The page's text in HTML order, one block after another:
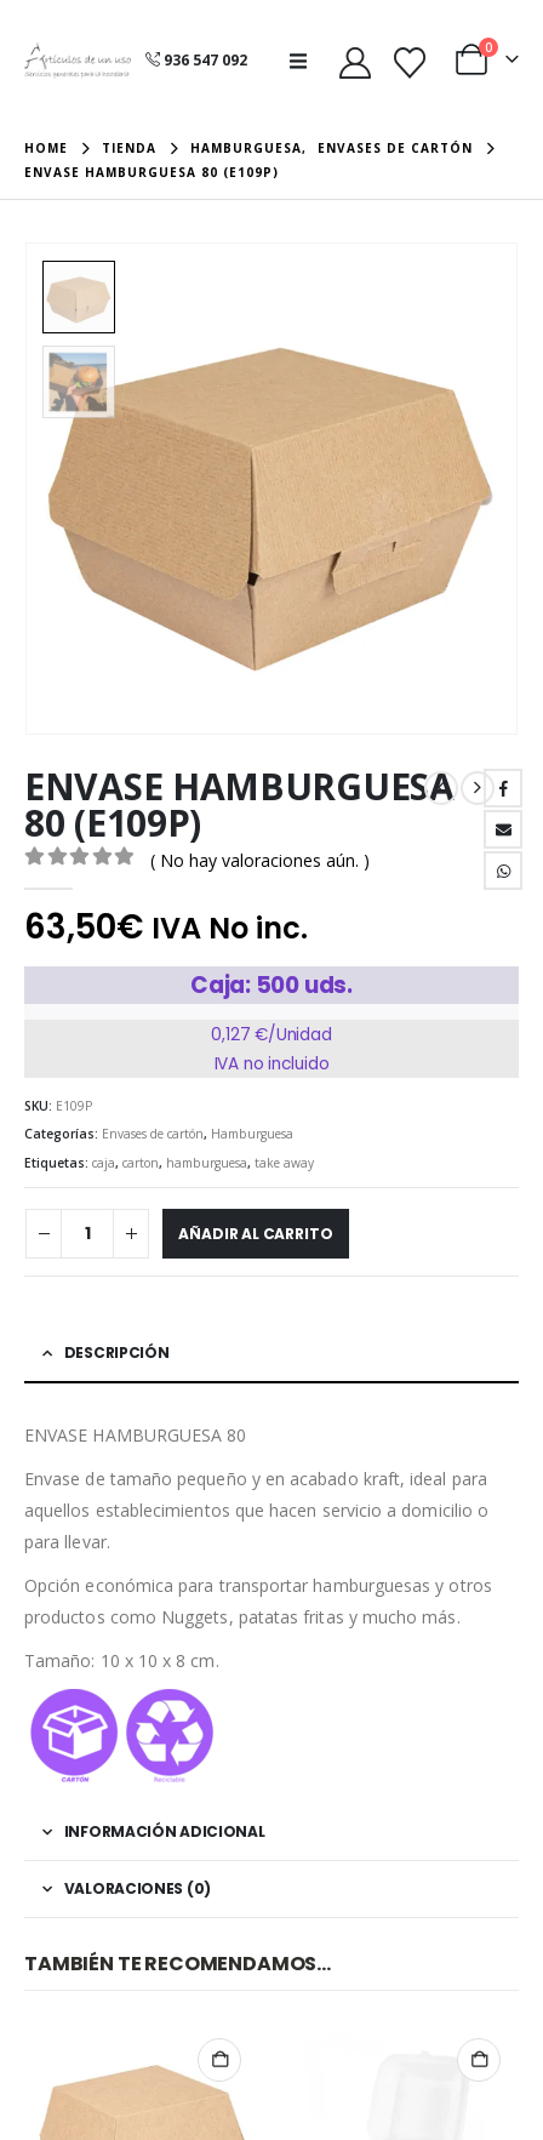
936 547 092
0
HOME TIENDA HAMBURGUESA,
ENVASES DE CARTÓN
ENVASE HAMBURGUESA 80 (E109P)
ENVASE HAMBURGUESA
80 (E109P)
( No hay valoraciones aún. )
63,50€ IVA No inc.
Caja: 500 uds.
0,127 €/Unidad
IVA no incluido
SKU: E109P
Categorías: Envases de cartón, Hamburguesa
Etiquetas: caja, carton, hamburguesa, take away
AÑADIR AL CARRITO
DESCRIPCIÓN
ENVASE HAMBURGUESA 80
Envase de tamaño pequeño y en acabado kraft, ideal para
aquellos establecimientos que hacen servicio a domicilio o
para llevar.
Opción económica para transportar hamburguesas y otros
productos como Nuggets, patatas fritas y mucho más.
Tamaño: 10 x 10 x 8 cm.
INFORMACIÓN ADICIONAL
VALORACIONES (0)
TAMBIÉN TE RECOMENDAMOS…